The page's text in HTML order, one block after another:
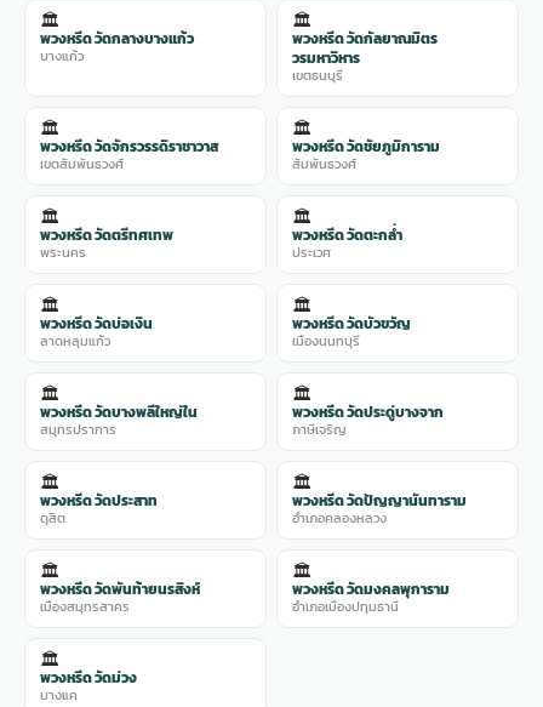
🏛️
พวงหรีด วัดกลางบางแก้ว
บางแก้ว
🏛️
พวงหรีด วัดกัลยาณมิตร
วรมหาวิหาร
เขตธนบุรี
🏛️
พวงหรีด วัดจักรวรรดิราชาวาส
เขตสัมพันธวงศ์
🏛️
พวงหรีด วัดชัยภูมิการาม
สัมพันธวงศ์
🏛️
พวงหรีด วัดตรีทศเทพ
พระนคร
🏛️
พวงหรีด วัดตะกล่ำ
ประเวศ
🏛️
พวงหรีด วัดบ่อเงิน
ลาดหลุมแก้ว
🏛️
พวงหรีด วัดบัวขวัญ
เมืองนนทบุรี
🏛️
พวงหรีด วัดบางพลีใหญ่ใน
สมุทรปราการ
🏛️
พวงหรีด วัดประดู่บางจาก
ภาษีเจริญ
🏛️
พวงหรีด วัดประสาท
ดุสิต
🏛️
พวงหรีด วัดปัญญานันทาราม
อำเภอคลองหลวง
🏛️
พวงหรีด วัดพันท้ายนรสิงห์
เมืองสมุทรสาคร
🏛️
พวงหรีด วัดมงคลพุการาม
อำเภอเมืองปทุมธานี
🏛️
พวงหรีด วัดม่วง
บางแค